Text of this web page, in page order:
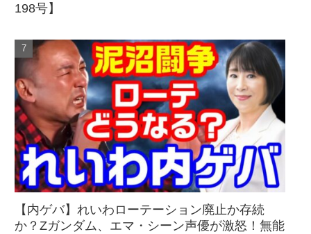
198号】
【内ゲバ】れいわローテーション廃止か存続
か？Zガンダム、エマ・シーン声優が激怒！無能